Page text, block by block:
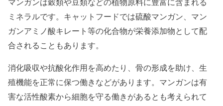
マンガンは穀類や豆類などの植物原料に豊富に含まれる
ミネラルです。キャットフードでは硫酸マンガン、マン
ガンアミノ酸キレート等の化合物が栄養添加物として配
合されることもあります。
消化吸収や抗酸化作用を高めたり、骨の形成を助け、生
殖機能を正常に保つ働きなどがあります。マンガンは有
害な活性酸素から細胞を守る働きがあるとも考えられて